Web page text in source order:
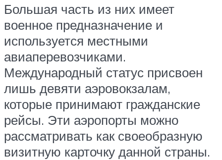
Большая часть из них имеет
военное предназначение и
используется местными
авиаперевозчиками.
Международный статус присвоен
лишь девяти аэровокзалам,
которые принимают гражданские
рейсы. Эти аэропорты можно
рассматривать как своеобразную
визитную карточку данной страны.